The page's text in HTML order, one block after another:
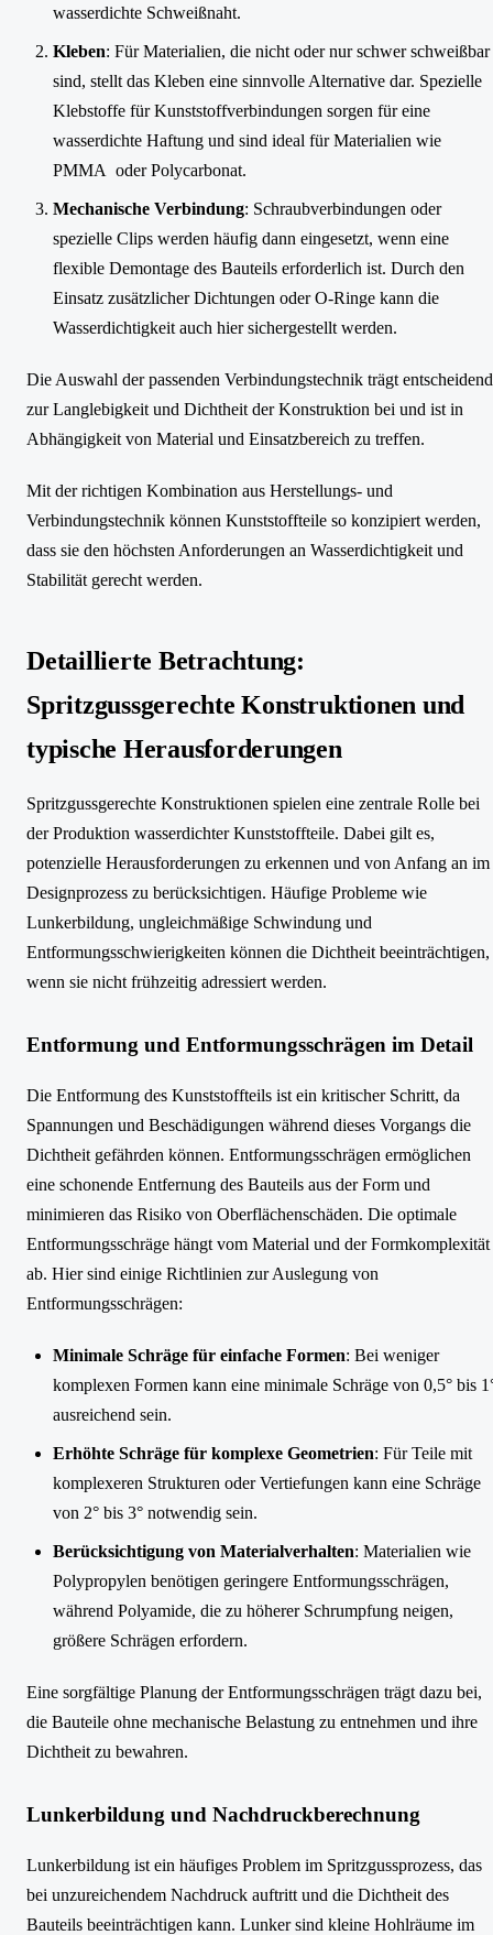
wasserdichte Schweißnaht.
Kleben: Für Materialien, die nicht oder nur schwer schweißbar
sind, stellt das Kleben eine sinnvolle Alternative dar. Spezielle
Klebstoffe für Kunststoffverbindungen sorgen für eine
wasserdichte Haftung und sind ideal für Materialien wie
PMMA oder Polycarbonat.
Mechanische Verbindung: Schraubverbindungen oder
spezielle Clips werden häufig dann eingesetzt, wenn eine
flexible Demontage des Bauteils erforderlich ist. Durch den
Einsatz zusätzlicher Dichtungen oder O-Ringe kann die
Wasserdichtigkeit auch hier sichergestellt werden.
Die Auswahl der passenden Verbindungstechnik trägt entscheidend
zur Langlebigkeit und Dichtheit der Konstruktion bei und ist in
Abhängigkeit von Material und Einsatzbereich zu treffen.
Mit der richtigen Kombination aus Herstellungs- und
Verbindungstechnik können Kunststoffteile so konzipiert werden,
dass sie den höchsten Anforderungen an Wasserdichtigkeit und
Stabilität gerecht werden.
Detaillierte Betrachtung:
Spritzgussgerechte Konstruktionen und
typische Herausforderungen
Spritzgussgerechte Konstruktionen spielen eine zentrale Rolle bei
der Produktion wasserdichter Kunststoffteile. Dabei gilt es,
potenzielle Herausforderungen zu erkennen und von Anfang an im
Designprozess zu berücksichtigen. Häufige Probleme wie
Lunkerbildung, ungleichmäßige Schwindung und
Entformungsschwierigkeiten können die Dichtheit beeinträchtigen,
wenn sie nicht frühzeitig adressiert werden.
Entformung und Entformungsschrägen im Detail
Die Entformung des Kunststoffteils ist ein kritischer Schritt, da
Spannungen und Beschädigungen während dieses Vorgangs die
Dichtheit gefährden können. Entformungsschrägen ermöglichen
eine schonende Entfernung des Bauteils aus der Form und
minimieren das Risiko von Oberflächenschäden. Die optimale
Entformungsschräge hängt vom Material und der Formkomplexität
ab. Hier sind einige Richtlinien zur Auslegung von
Entformungsschrägen:
Minimale Schräge für einfache Formen: Bei weniger
komplexen Formen kann eine minimale Schräge von 0,5° bis
ausreichend sein.
Erhöhte Schräge für komplexe Geometrien: Für Teile mit
komplexeren Strukturen oder Vertiefungen kann eine Schräge
von 2° bis 3° notwendig sein.
Berücksichtigung von Materialverhalten: Materialien wie
Polypropylen benötigen geringere Entformungsschrägen,
während Polyamide, die zu höherer Schrumpfung neigen,
größere Schrägen erfordern.
Eine sorgfältige Planung der Entformungsschrägen trägt dazu bei,
die Bauteile ohne mechanische Belastung zu entnehmen und ihre
Dichtheit zu bewahren.
Lunkerbildung und Nachdruckberechnung
Lunkerbildung ist ein häufiges Problem im Spritzgussprozess, das
bei unzureichendem Nachdruck auftritt und die Dichtheit des
Bauteils beeinträchtigen kann. Lunker sind kleine Hohlräume im